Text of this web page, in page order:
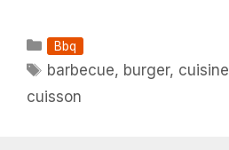
Catégories
Bbq
Étiquettes
barbecue, burger, cuisine
cuisson